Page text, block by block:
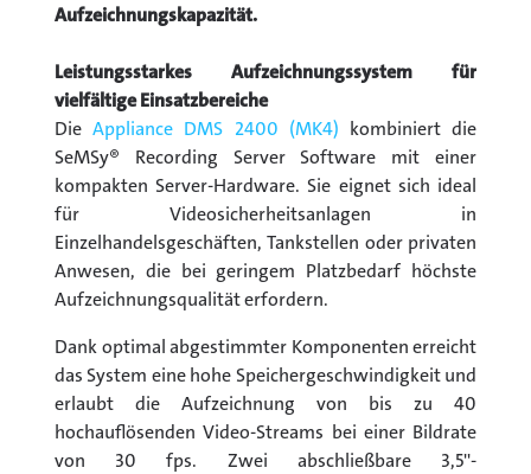
Aufzeichnungskapazität.
Leistungsstarkes Aufzeichnungssystem für
vielfältige Einsatzbereiche
DieAppliance DMS 2400 (MK4) kombiniert die
SeMSy® Recording Server Software mit einer
kompakten Server-Hardware. Sie eignet sich ideal
für Videosicherheitsanlagen in
Einzelhandelsgeschäften, Tankstellen oder privaten
Anwesen, die bei geringem Platzbedarf höchste
Aufzeichnungsqualität erfordern.
Dank optimal abgestimmter Komponenten erreicht
das System eine hohe Speichergeschwindigkeit und
erlaubt die Aufzeichnung von bis zu 40
hochauflösenden Video-Streams bei einer Bildrate
von 30 fps. Zwei abschließbare 3,5''-